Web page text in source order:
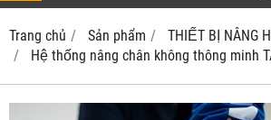
Trang chủ Sản phẩm
THIẾT BỊ NÂNG
Hệ thống nâng chân không thông minh